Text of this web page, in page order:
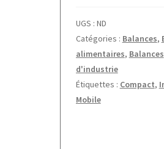
NS
Kern
UGS : ND
Catégories : Balances,
alimentaires, Balances
d'industrie
Étiquettes : Compact,
Mobile